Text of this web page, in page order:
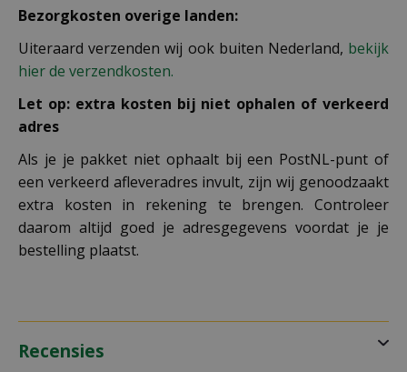
Bezorgkosten overige landen:
Uiteraard verzenden wij ook buiten Nederland, bekijk
hier de verzendkosten.
Let op: extra kosten bij niet ophalen of verkeerd
adres
Als je je pakket niet ophaalt bij een PostNL-punt of
een verkeerd afleveradres invult, zijn wij genoodzaakt
extra kosten in rekening te brengen. Controleer
daarom altijd goed je adresgegevens voordat je je
bestelling plaatst.
Recensies